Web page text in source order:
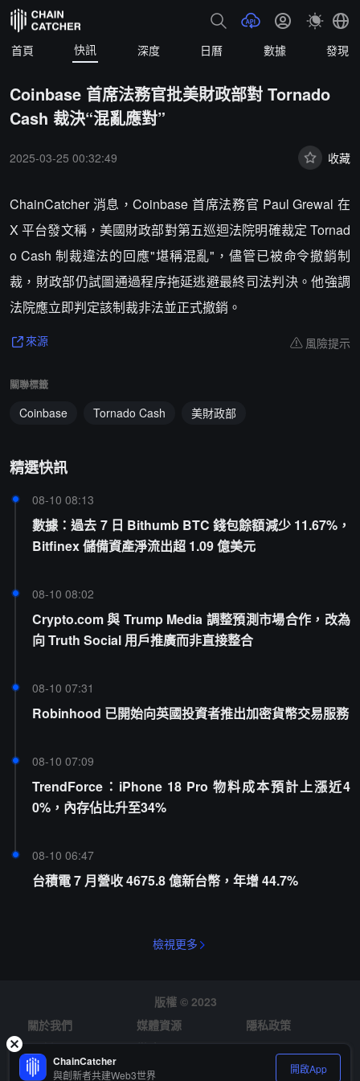
首頁 快訊 深度 日曆 數據 發現
Coinbase 首席法務官批美財政部對 Tornado
Cash 裁決“混亂應對”
2025-03-25 00:32:49 收藏
ChainCatcher 消息，Coinbase 首席法務官 Paul Grewal 在
X 平台發文稱，美國財政部對第五巡迴法院明確裁定 Tornad
o Cash 制裁違法的回應"堪稱混亂"，儘管已被命令撤銷制
裁，財政部仍試圖通過程序拖延逃避最終司法判決。他強調
法院應立即判定該制裁非法並正式撤銷。
來源 風險提示
關聯標籤
Coinbase Tornado Cash 美財政部
精選快訊
08-10 08:13
數據：過去 7 日 Bithumb BTC 錢包餘額減少 11.67%，
Bitfinex 儲備資產淨流出超 1.09 億美元
08-10 08:02
Crypto.com 與 Trump Media 調整預測市場合作，改為
向 Truth Social 用戶推廣而非直接整合
08-10 07:31
Robinhood 已開始向英國投資者推出加密貨幣交易服務
08-10 07:09
TrendForce：iPhone 18 Pro 物料成本預計上漲近4
0%，內存佔比升至34%
08-10 06:47
台積電 7 月營收 4675.8 億新台幣，年增 44.7%
檢視更多
版權 © 2023
關於我們
媒體資源
隱私政策
風險提示
徵才
ChainCatcher
與創新者共建Web3世界 開啟App